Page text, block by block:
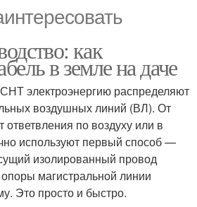
как
в земле на даче
электроэнергию распределяют
воздушных линий (ВЛ). От
по воздуху или в
используют первый способ —
изолированный провод
магистральной линии
Это просто и быстро.